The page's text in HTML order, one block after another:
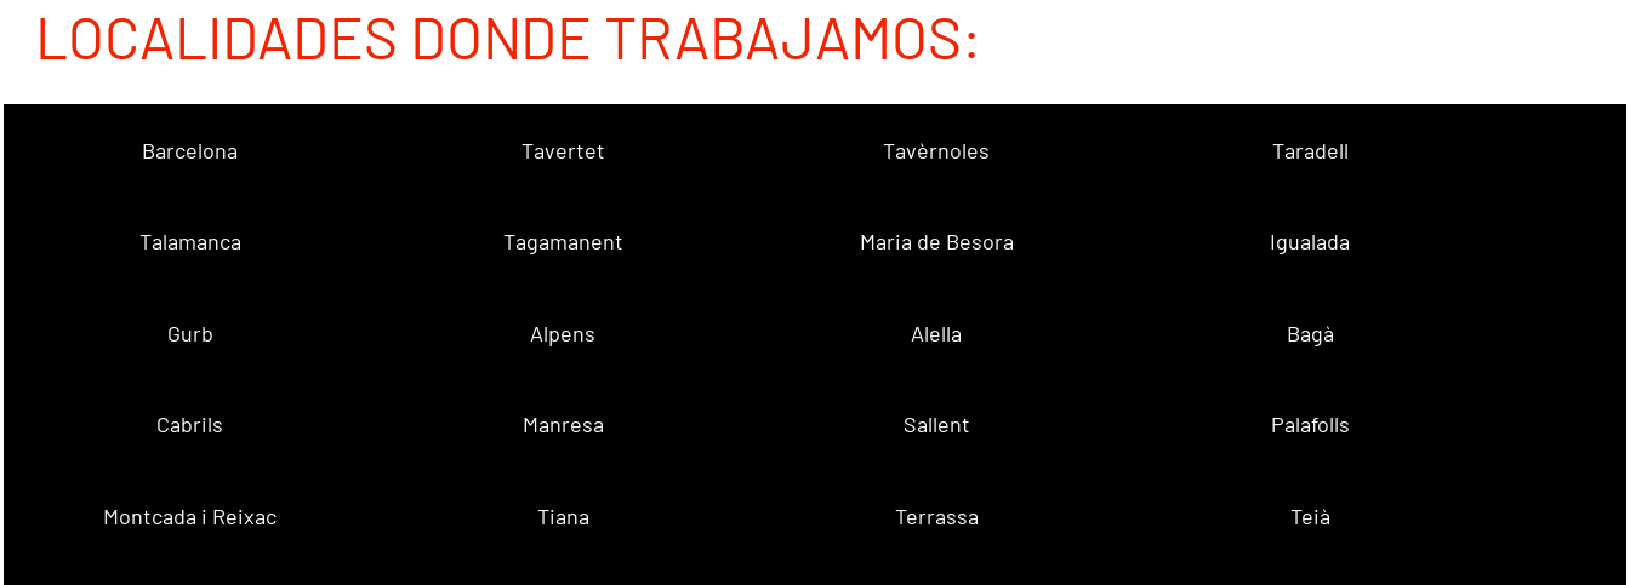
LOCALIDADES DONDE TRABAJAMOS:
Barcelona Tavertet Tavèrnoles Taradell
Talamanca Tagamanent Maria de Besora Igualada
Gurb Alpens Alella Bagà
Cabrils Manresa Sallent Palafolls
Montcada i Reixac Tiana Terrassa Teià